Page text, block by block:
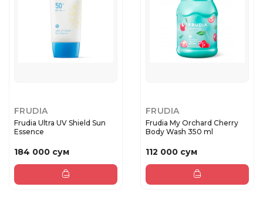
FRUDIA
Frudia Ultra UV Shield Sun
Essence
184 000 сум
FRUDIA
Frudia My Orchard Cherry
Body Wash 350 ml
112 000 сум